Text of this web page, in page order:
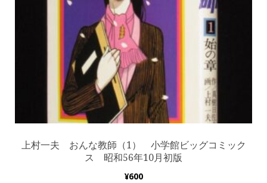
上村一夫 おんな教師（1） 小学館ビッグコミック
ス 昭和56年10月初版
¥600